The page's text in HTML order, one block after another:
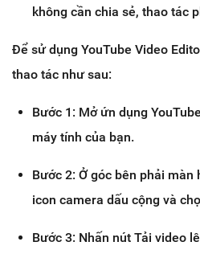
không cần chia sẻ, thao tác
Để sử dụng YouTube Video
thao tác như sau:
Bước 1: Mở ứn dụng
máy tính của bạn.
Bước 2: Ở góc bên phải màn
icon camera dấu cộng và
Bước 3: Nhấn nút Tải video